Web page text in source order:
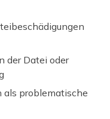
der Datei oder
als problematische